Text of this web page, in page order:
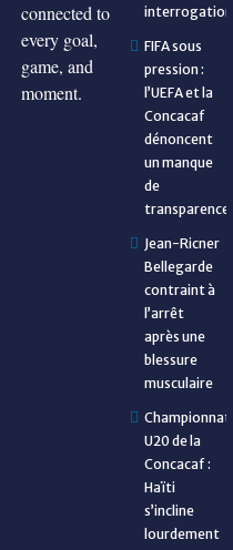
connected to
every goal,
game, and
moment.
interrogations
FIFA sous
pression :
l’UEFA et la
Concacaf
dénoncent
un manque
de
transparence
Jean-Ricner
Bellegarde
contraint à
l’arrêt
après une
blessure
musculaire
Championnat
U20 de la
Concacaf :
Haïti
s’incline
lourdement